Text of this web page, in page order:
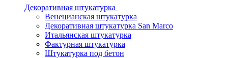
Декоративная штукатурка
Венецианская штукатурка
Декоративная штукатурка San Marco
Итальянская штукатурка
Фактурная штукатурка
Штукатурка под бетон